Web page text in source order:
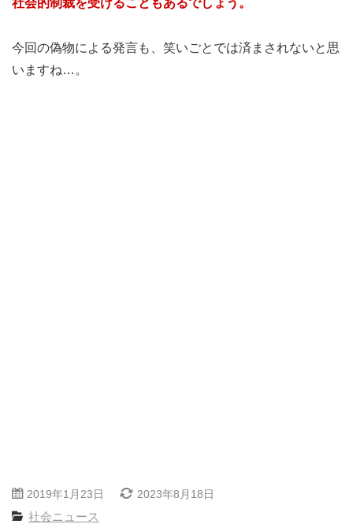
社会的制裁を受けることもあるでしょう。
今回の偽物による発言も、笑いごとでは済まされないと思
いますね…。
2019年1月23日 2023年8月18日
社会ニュース